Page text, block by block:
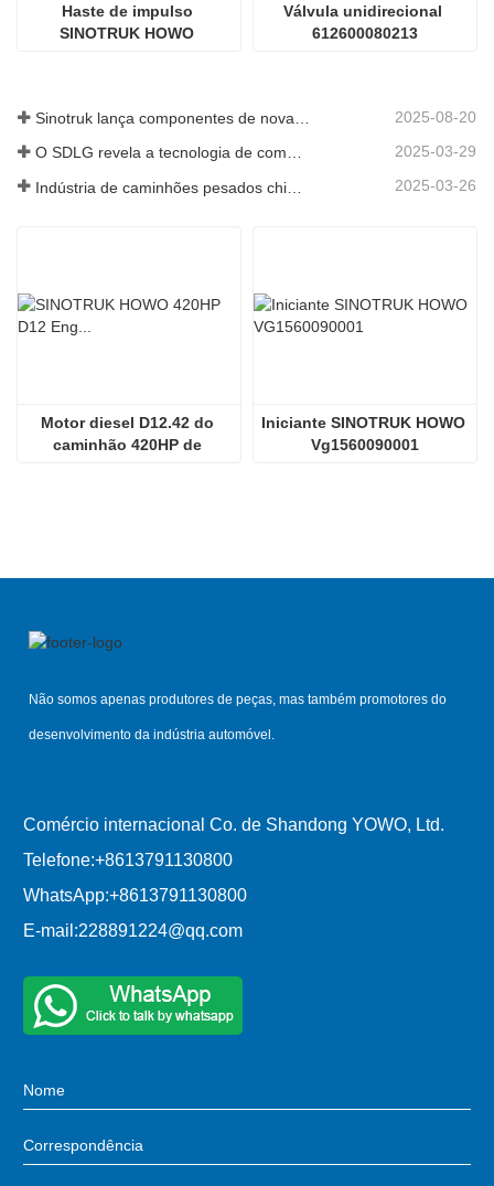
Haste de impulso
SINOTRUK HOWO
Válvula unidirecional
612600080213
2025-08-20
O SDLG revela a tecnologia de componentes de caminhões de próxima geração para aumentar a eficiência da logística global 2025-03-29
2025-03-26
Motor diesel D12.42 do
caminhão 420HP de
Iniciante SINOTRUK HOWO
Vg1560090001
Não somos apenas produtores de peças, mas também promotores do
desenvolvimento da indústria automóvel.
Comércio internacional Co. de Shandong YOWO, Ltd.
Telefone:+8613791130800
WhatsApp:+8613791130800
E-mail:228891224@qq.com